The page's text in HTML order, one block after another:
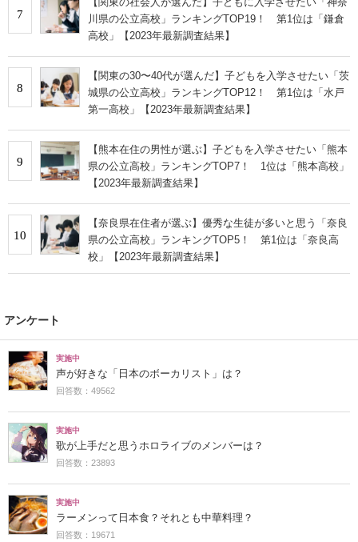
7
川県の公立高校」ランキングTOP19！ 第1位は「鎌倉
高校」【2023年最新調査結果】
8
【関東の30〜40代が選んだ】子どもを入学させたい「茨
城県の公立高校」ランキングTOP12！ 第1位は「水戸
第一高校」【2023年最新調査結果】
9
【熊本在住の男性が選ぶ】子どもを入学させたい「熊本
県の公立高校」ランキングTOP7！ 1位は「熊本高校」
【2023年最新調査結果】
10
【奈良県在住者が選ぶ】優秀な生徒が多いと思う「奈良
県の公立高校」ランキングTOP5！ 第1位は「奈良高
校」【2023年最新調査結果】
アンケート
実施中
声が好きな「日本のボーカリスト」は？
回答数：49562
実施中
歌が上手だと思うホロライブのメンバーは？
回答数：23893
実施中
ラーメンって日本食？それとも中華料理？
回答数：19671